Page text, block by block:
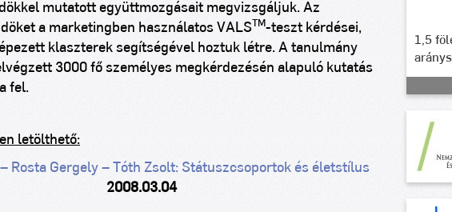
mutatott együttmozgásait megvizsgáljuk. Az
a marketingben használatos VALS TM-teszt kérdései,
klaszterek segítségével hoztuk létre. A tanulmány
3000 fő személyes megkérdezésén alapuló kutatás
fel.
letölthető:
Rosta Gergely – Tóth Zsolt: Státuszcsoportok és életstílus
2008.03.04
1,5